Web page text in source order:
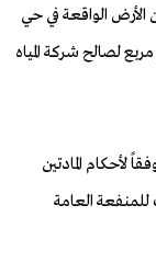
الأرض الواقعة في حي
(200م2) مئتي متر مربع لصالح شركة المياه
لأحكام المادتين
للمنفعة العامة